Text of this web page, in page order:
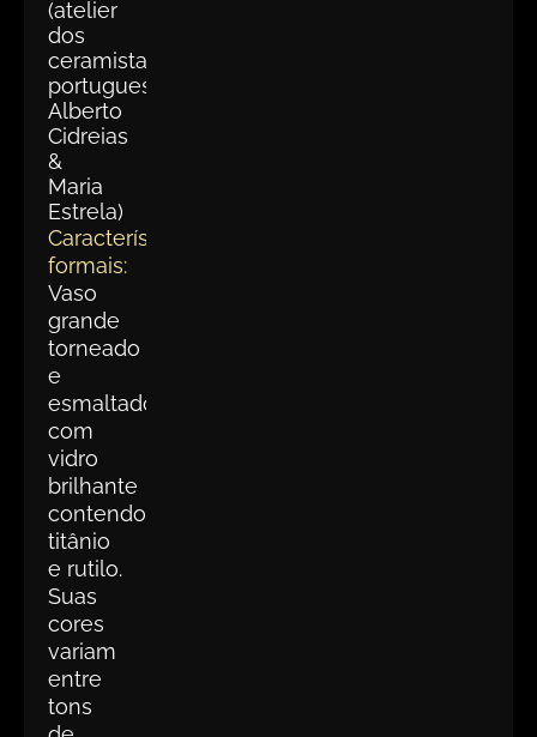
(atelier
dos
ceramistas
portugueses
Alberto
Cidreias
&
Maria
Estrela)
Características
formais:
Vaso
grande
torneado
e
esmaltado
com
vidro
brilhante
contendo
titânio
e rutilo.
Suas
cores
variam
entre
tons